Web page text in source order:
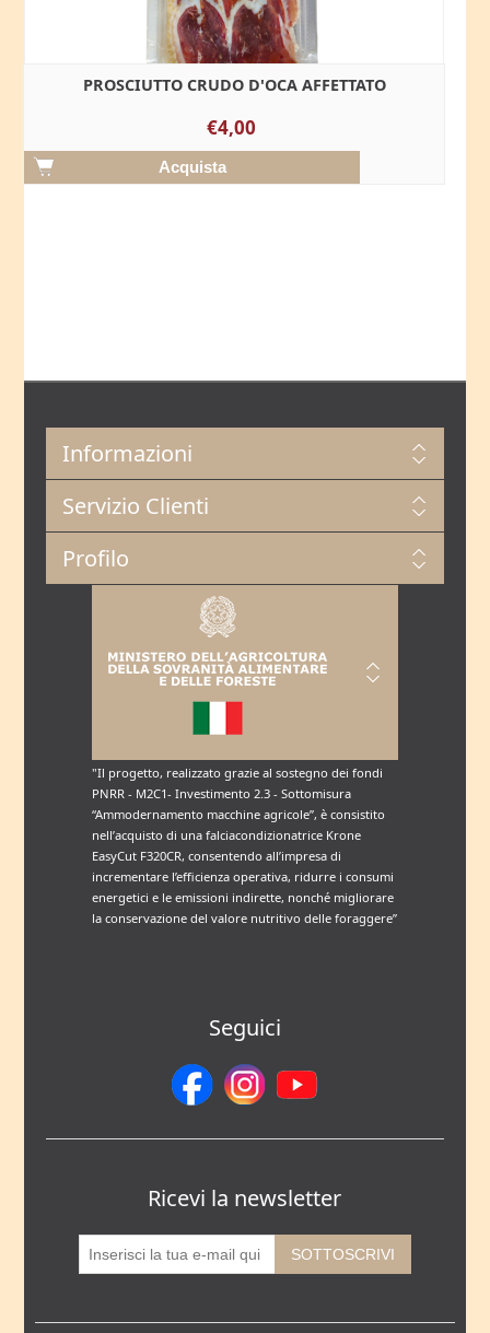
PROSCIUTTO CRUDO D'OCA AFFETTATO
€4,00
Informazioni
Servizio Clienti
Profilo
"Il progetto, realizzato grazie al sostegno dei fondi
PNRR - M2C1- Investimento 2.3 - Sottomisura
“Ammodernamento macchine agricole”, è consistito
nell’acquisto di una falciacondizionatrice Krone
EasyCut F320CR, consentendo all’impresa di
incrementare l’efficienza operativa, ridurre i consumi
energetici e le emissioni indirette, nonché migliorare
la conservazione del valore nutritivo delle foraggere”
Seguici
Ricevi la newsletter